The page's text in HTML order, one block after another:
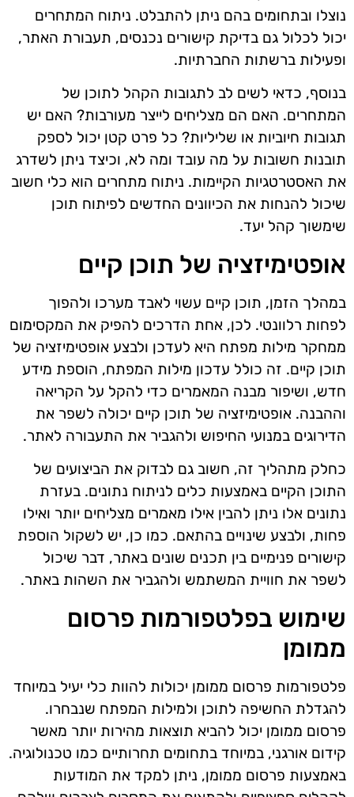
נוצלו ובתחומים בהם ניתן להתבלט. ניתוח המתחרים
יכול לכלול גם בדיקת קישורים נכנסים, תעבורת האתר,
ופעילות ברשתות החברתיות.
בנוסף, כדאי לשים לב לתגובות הקהל לתוכן של
המתחרים. האם הם מצליחים לייצר מעורבות? האם יש
תגובות חיוביות או שליליות? כל פרט קטן יכול לספק
תובנות חשובות על מה עובד ומה לא, וכיצד ניתן לשדרג
את האסטרטגיות הקיימות. ניתוח מתחרים הוא כלי חשוב
שיכול להנחות את הכיוונים החדשים לפיתוח תוכן
שימשוך קהל יעד.
אופטימיזציה של תוכן קיים
במהלך הזמן, תוכן קיים עשוי לאבד מערכו ולהפוך
לפחות רלוונטי. לכן, אחת הדרכים להפיק את המקסימום
ממחקר מילות מפתח היא לעדכן ולבצע אופטימיזציה של
תוכן קיים. זה כולל עדכון מילות המפתח, הוספת מידע
חדש, ושיפור מבנה המאמרים כדי להקל על הקריאה
וההבנה. אופטימיזציה של תוכן קיים יכולה לשפר את
הדירוגים במנועי החיפוש ולהגביר את התעבורה לאתר.
כחלק מתהליך זה, חשוב גם לבדוק את הביצועים של
התוכן הקיים באמצעות כלים לניתוח נתונים. בעזרת
נתונים אלו ניתן להבין אילו מאמרים מצליחים יותר ואילו
פחות, ולבצע שינויים בהתאם. כמו כן, יש לשקול הוספת
קישורים פנימיים בין תכנים שונים באתר, דבר שיכול
לשפר את חוויית המשתמש ולהגביר את השהות באתר.
שימוש בפלטפורמות פרסום
ממומן
פלטפורמות פרסום ממומן יכולות להוות כלי יעיל במיוחד
להגדלת החשיפה לתוכן ולמילות המפתח שנבחרו.
פרסום ממומן יכול להביא תוצאות מהירות יותר מאשר
קידום אורגני, במיוחד בתחומים תחרותיים כמו טכנולוגיה.
באמצעות פרסום ממומן, ניתן למקד את המודעות